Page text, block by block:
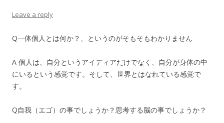
Leave a reply
Q一体個人とは何か？、というのがそもそもわかりません
A 個人は、自分というアイディアだけでなく、自分が身体の中
にいるという感覚です。そして、世界とはなれている感覚で
す。
Q自我（エゴ）の事でしょうか？思考する脳の事でしょうか？